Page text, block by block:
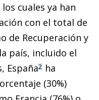
cuales ya han
con el total de
de Recuperación y
país, incluido el
España2 ha
(30%)